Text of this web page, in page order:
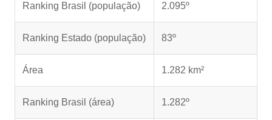
Ranking Brasil (população) 2.095º
Ranking Estado (população) 83º
Área 1.282 km²
Ranking Brasil (área) 1.282º